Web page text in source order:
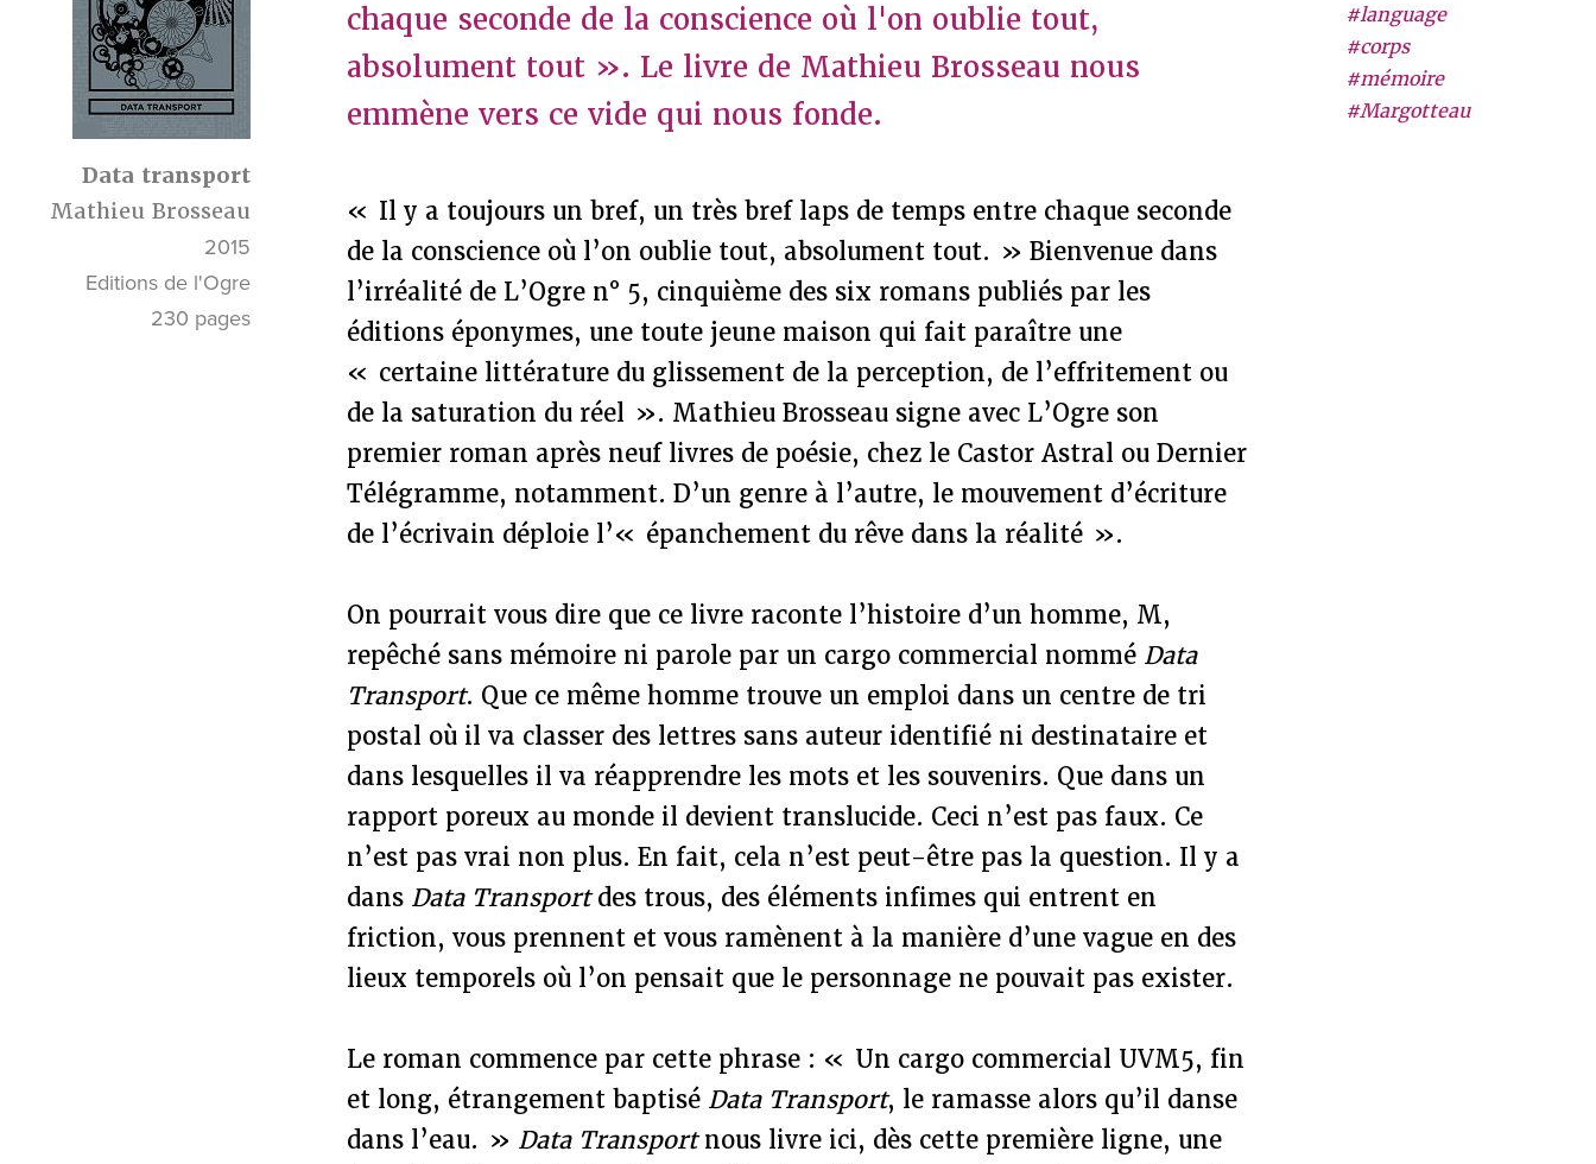
Data transport
Mathieu Brosseau
2015
Editions de l'Ogre
230 pages
#language
#corps
#mémoire
#Margotteau
chaque seconde de la conscience où l'on oublie tout,
absolument tout ». Le livre de Mathieu Brosseau nous
emmène vers ce vide qui nous fonde.
« Il y a toujours un bref, un très bref laps de temps entre chaque seconde
de la conscience où l’on oublie tout, absolument tout. » Bienvenue dans
l’irréalité de L’Ogre n° 5, cinquième des six romans publiés par les
éditions éponymes, une toute jeune maison qui fait paraître une
« certaine littérature du glissement de la perception, de l’effritement ou
de la saturation du réel ». Mathieu Brosseau signe avec L’Ogre son
premier roman après neuf livres de poésie, chez le Castor Astral ou Dernier
Télégramme, notamment. D’un genre à l’autre, le mouvement d’écriture
de l’écrivain déploie l’« épanchement du rêve dans la réalité ».
On pourrait vous dire que ce livre raconte l’histoire d’un homme, M,
repêché sans mémoire ni parole par un cargo commercial nommé Data
Transport. Que ce même homme trouve un emploi dans un centre de tri
postal où il va classer des lettres sans auteur identifié ni destinataire et
dans lesquelles il va réapprendre les mots et les souvenirs. Que dans un
rapport poreux au monde il devient translucide. Ceci n’est pas faux. Ce
n’est pas vrai non plus. En fait, cela n’est peut-être pas la question. Il y a
dans Data Transportdes trous, des éléments infimes qui entrent en
friction, vous prennent et vous ramènent à la manière d’une vague en des
lieux temporels où l’on pensait que le personnage ne pouvait pas exister.
Le roman commence par cette phrase : « Un cargo commercial UVM5, fin
et long, étrangement baptisé Data Transport, le ramasse alors qu’il danse
dans l’eau. » Data Transportnous livre ici, dès cette première ligne, une